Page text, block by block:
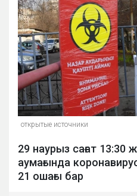
открытые источники
29 наурыз сағат 13:30
аумағында
21 ошағы бар